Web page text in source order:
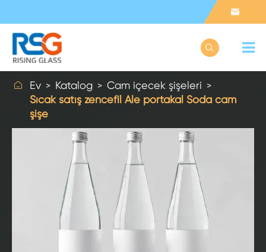


 Ev Katalog
Cam içecek şişeleri
Sıcak satış zencefil Ale portakal Soda cam
şişe